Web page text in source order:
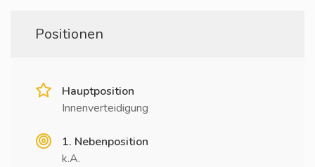
Positionen
Hauptposition
Innenverteidigung
1. Nebenposition
k.A.